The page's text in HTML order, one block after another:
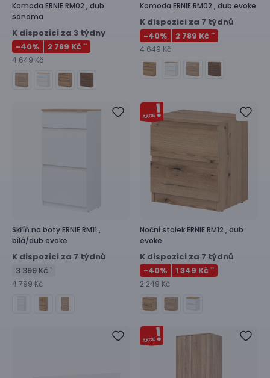
Komoda ERNIE RM02 , dub
sonoma
K dispozici za 3 týdny
-40% 2 789 Kč **
4 649 Kč
Komoda ERNIE RM02 , dub evoke
K dispozici za 7 týdnů
-40% 2 789 Kč **
4 649 Kč
Skříň na botyERNIE RM11 ,
bílá/dub evoke
K dispozici za 7 týdnů
3 399 Kč *
4 799 Kč
Noční stolekERNIE RM12 , dub
evoke
K dispozici za 7 týdnů
-40% 1 349 Kč **
2 249 Kč